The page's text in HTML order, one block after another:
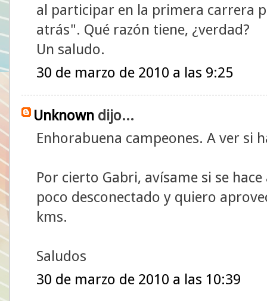
al participar en la primera carrera
atrás". Qué razón tiene, ¿verdad?
Un saludo.
30 de marzo de 2010 a las 9:25
Unknown dijo...
Enhorabuena campeones. A ver si
Por cierto Gabri, avísame si se
poco desconectado y quiero
kms.
Saludos
30 de marzo de 2010 a las 10:39